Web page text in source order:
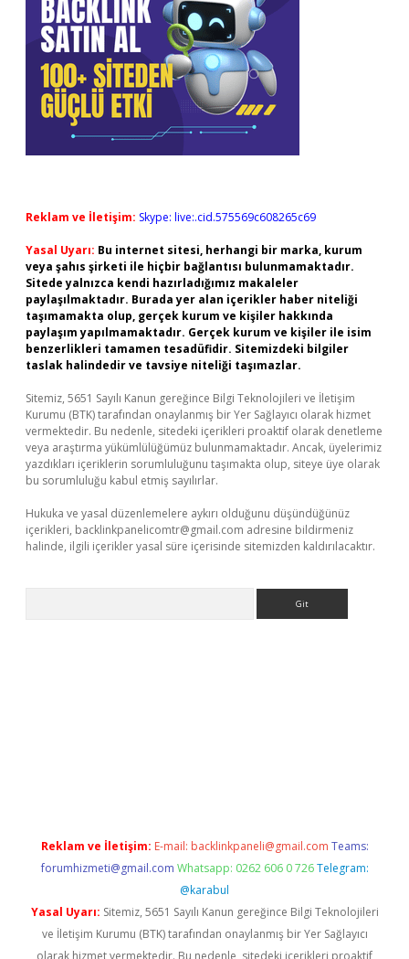
Reklam ve İletişim: Skype: live:.cid.575569c608265c69
Yasal Uyarı: Bu internet sitesi, herhangi bir marka, kurum
veya şahıs şirketi ile hiçbir bağlantısı bulunmamaktadır.
Sitede yalnızca kendi hazırladığımız makaleler
paylaşılmaktadır. Burada yer alan içerikler haber niteliği
taşımamakta olup, gerçek kurum ve kişiler hakkında
paylaşım yapılmamaktadır. Gerçek kurum ve kişiler ile isim
benzerlikleri tamamen tesadüfidir. Sitemizdeki bilgiler
taslak halindedir ve tavsiye niteliği taşımazlar.
Sitemiz, 5651 Sayılı Kanun gereğince Bilgi Teknolojileri ve İletişim
Kurumu (BTK) tarafından onaylanmış bir Yer Sağlayıcı olarak hizmet
vermektedir. Bu nedenle, sitedeki içerikleri proaktif olarak denetleme
veya araştırma yükümlülüğümüz bulunmamaktadır. Ancak, üyelerimiz
yazdıkları içeriklerin sorumluluğunu taşımakta olup, siteye üye olarak
bu sorumluluğu kabul etmiş sayılırlar.
Hukuka ve yasal düzenlemelere aykırı olduğunu düşündüğünüz
içerikleri, backlinkpanelicomtr@gmail.com adresine bildirmeniz
halinde, ilgili içerikler yasal süre içerisinde sitemizden kaldırılacaktır.
Reklam ve İletişim: E-mail: backlinkpaneli@gmail.com Teams:
forumhizmeti@gmail.com Whatsapp: 0262 606 0 726 Telegram:
@karabul
Yasal Uyarı: Sitemiz, 5651 Sayılı Kanun gereğince Bilgi Teknolojileri
ve İletişim Kurumu (BTK) tarafından onaylanmış bir Yer Sağlayıcı
olarak hizmet vermektedir. Bu nedenle, sitedeki içerikleri proaktif